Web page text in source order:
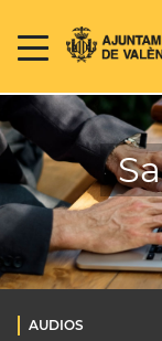
AUDIOS